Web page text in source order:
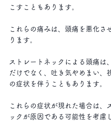
こすこともあります。
これらの痛みは、頭痛を悪化さ
ります。
ストレートネックによる頭痛は
だけでなく、吐き気やめまい、
の症状を伴うこともあります。
これらの症状が現れた場合は、
ックが原因である可能性を考慮